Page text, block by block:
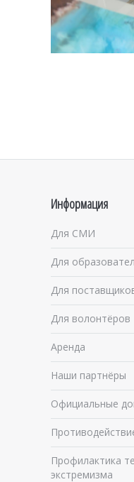
Информация
Для СМИ
Для
Для
Для волонтёров
Аренда
Наши партнёры
Официальные
Профилактика
экстремизма